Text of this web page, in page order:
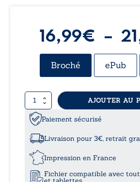
16,99€ –
Broché ePub
quantité
de
La
fille
sur
sable
AJOUTER AU
Paiement sécurisé
Livraison pour 3€, retrait
Impression en France
Fichier compatible avec